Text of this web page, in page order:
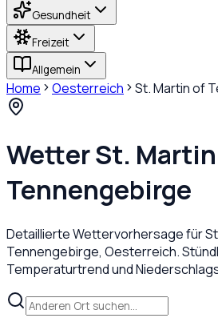
Gesundheit
Freizeit
Allgemein
Home Oesterreich St. Martin of
WetterSt.
Tennengebirge
Detaillierte Wettervorhersage für
Tennengebirge, Oesterreich.
Temperaturtrend und